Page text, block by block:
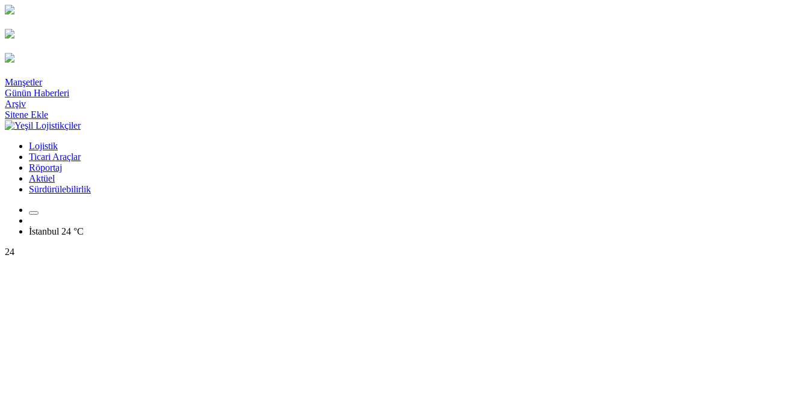
Manşetler
Günün Haberleri
Arşiv
Sitene Ekle
Lojistik
Ticari Araçlar
Röportaj
Aktüel
Sürdürülebilirlik
İstanbul 24 °C
24